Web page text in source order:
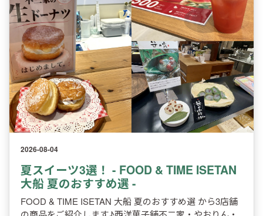
2026-08-04
夏スイーツ3選！ - FOOD & TIME ISETAN
大船 夏のおすすめ選 -
FOOD & TIME ISETAN 大船 夏のおすすめ選 から3店舗